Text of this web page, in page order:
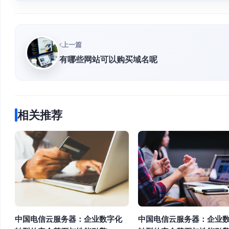
上一篇
有哪些网站可以购买域名呢
相关推荐
中国电信云服务器：企业数字化
中国电信云服务器：企业